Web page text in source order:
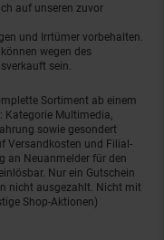
auf unseren zuvor
und Irrtümer vorbehalten.
wegen des
sein.
Sortiment ab einem
Kategorie Multimedia,
sowie gesondert
Versandkosten und Filial-
an Neuanmelder für den
Nur ein Gutschein
nicht ausgezahlt. Nicht mit
Shop-Aktionen)